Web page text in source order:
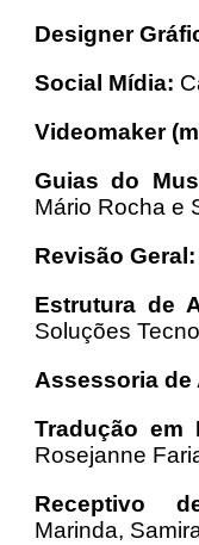
Designer
Social Mídia:
Videomaker
Guias do
Mário Rocha e
Revisão Geral:
Estrutura de
Soluções
Assessoria
Tradução em
Rosejanne
Receptivo
Marinda,